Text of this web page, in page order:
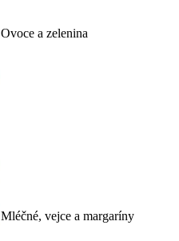
Ovoce a zelenina
Mléčné, vejce a margaríny